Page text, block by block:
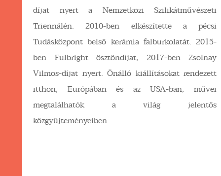
díjat nyert a Nemzetközi Szilikátművészeti
Triennálén. 2010-ben elkészítette a pécsi
Tudásközpont belső kerámia falburkolatát. 2015-
ben Fulbright ösztöndíjat, 2017-ben Zsolnay
Vilmos-díjat nyert. Önálló kiállításokat rendezett
itthon, Európában és az USA-ban, művei
megtalálhatók a világ jelentős
közgyűjteményeiben.